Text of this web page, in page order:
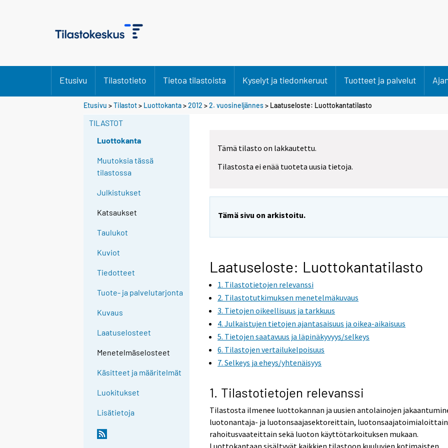
Etusivu Tilastotieto Tietoa tilastoista Kyselyt ja tiedonkeruut Tuotteet ja palvelut
Etusivu >Tilastot> Luottokanta>2012 >2. vuosineljännes> Laatuseloste: Luottokantatilasto
TILASTOT
Luottokanta
Muutoksia tässä
tilastossa
Julkistukset
Katsaukset
Taulukot
Kuviot
Tiedotteet
Tuote- ja palvelutarjonta
Kuvaus
Laatuselosteet
Menetelmäselosteet
Käsitteet ja määritelmät
Luokitukset
Lisätietoja
Tämä tilasto on lakkautettu.
Tilastosta ei enää tuoteta uusia tietoja.
Tämä sivu on arkistoitu.
Laatuseloste: Luottokantatilasto
1. Tilastotietojen relevanssi
2. Tilastotutkimuksen menetelmäkuvaus
3. Tietojen oikeellisuus ja tarkkuus
4. Julkaistujen tietojen ajantasaisuus ja oikea-aikaisuus
5. Tietojen saatavuus ja läpinäkyvyys/selkeys
6. Tilastojen vertailukelpoisuus
7. Selkeys ja eheys/yhtenäisyys
1. Tilastotietojen relevanssi
Tilastosta ilmenee luottokannan ja uusien antolainojen
luotonantaja- ja luotonsaajasektoreittain,
rahoitusvaateittain sekä luoton käyttötarkoituksen mukaan.
Luottokantaan sisältyvät kaikkien tilastoon kuuluvien kotimaisten